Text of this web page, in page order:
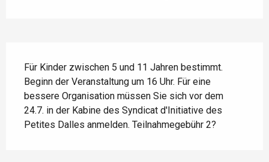
Für Kinder zwischen 5 und 11 Jahren bestimmt.
Beginn der Veranstaltung um 16 Uhr. Für eine
bessere Organisation müssen Sie sich vor dem
24.7. in der Kabine des Syndicat d'Initiative des
Petites Dalles anmelden. Teilnahmegebühr 2?